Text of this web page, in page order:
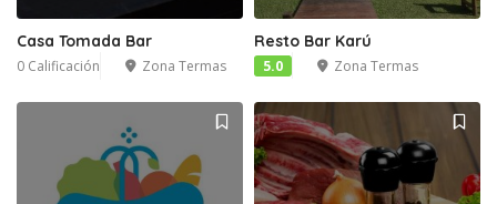
Casa Tomada Bar
0 Calificación Zona Termas
Resto Bar Karú
5.0 Zona Termas